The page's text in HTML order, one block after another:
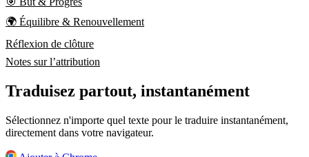
🌍 Équilibre & Renouvellement
Réflexion de clôture
Notes sur l’attribution
Traduisez partout, instantanément
Sélectionnez n'importe quel texte pour le traduire instantanément,
directement dans votre navigateur.